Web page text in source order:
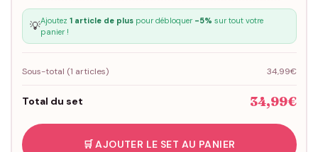
💡Ajoutez 1 article de pluspour débloquer -5% sur tout votre
panier !
Sous-total (1 articles) 34,99€
Total du set 34,99€
🛒 AJOUTER LE SET AU PANIER